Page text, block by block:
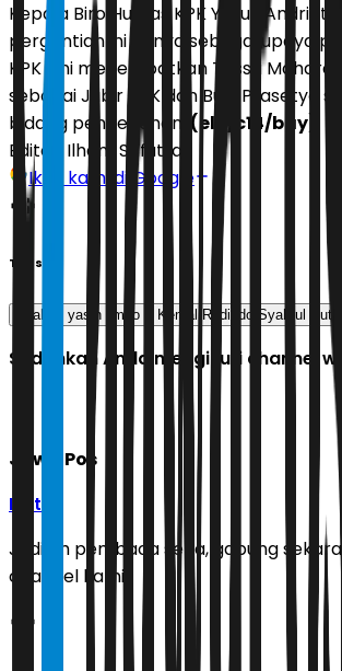
Kepala Biro Humas KPK Yuyuk
pergantian ini hanya sebagai upaya
KPK kini menempatkan Tessa
sebagai Jubir KPK dan Budi Prasetyo
bidang pencegahan. (elo/c14/bay)
Editor: Ilham Safutra
Ikuti kami di Google
Tags
syahrul yasin limpo Kemal Redindo Syahrul Putra
Sudahkah Anda mengikuti channel
Jawa Pos
Ikuti
Jadilah pembaca setia, gabung
channel kami!